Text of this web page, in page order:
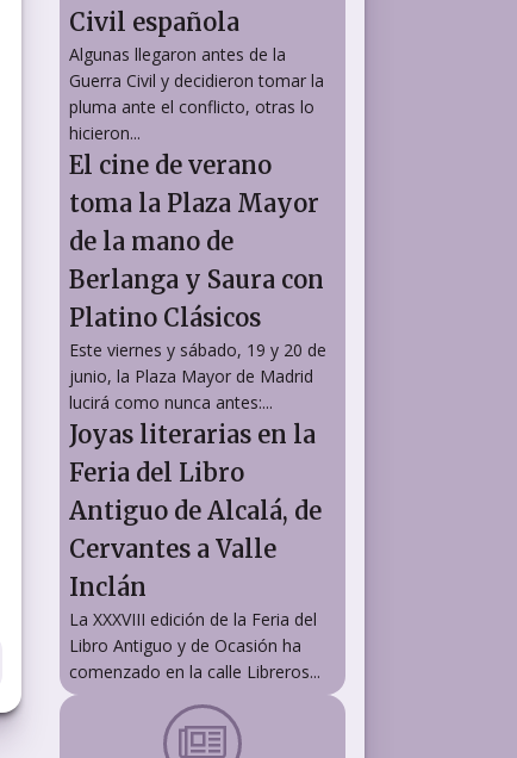
Civil española
Algunas llegaron antes de la
Guerra Civil y decidieron tomar la
pluma ante el conflicto, otras lo
hicieron...
El cine de verano
toma la Plaza Mayor
de la mano de
Berlanga y Saura con
Platino Clásicos
Este viernes y sábado, 19 y 20 de
junio, la Plaza Mayor de Madrid
lucirá como nunca antes:...
Joyas literarias en la
Feria del Libro
Antiguo de Alcalá, de
Cervantes a Valle
Inclán
La XXXVIII edición de la Feria del
Libro Antiguo y de Ocasión ha
comenzado en la calle Libreros...